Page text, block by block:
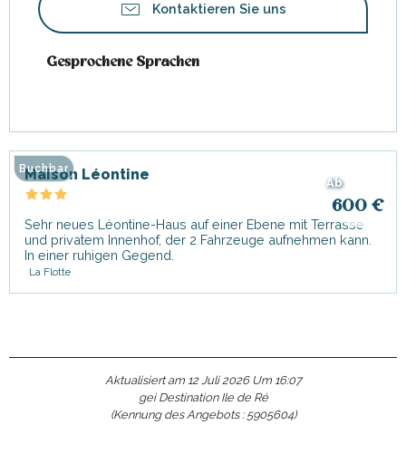
Kontaktieren Sie uns
Gesprochene Sprachen
Gesprochene Sprachen
Ab
600 €
Maison Léontine
Sehr neues Léontine-Haus auf einer Ebene mit Terrasse
und privatem Innenhof, der 2 Fahrzeuge aufnehmen kann.
In einer ruhigen Gegend.
La Flotte
Buchbar
Aktualisiert am 12 Juli 2026 Um 16:07
gei Destination Ile de Ré
(Kennung des Angebots : 5905604)